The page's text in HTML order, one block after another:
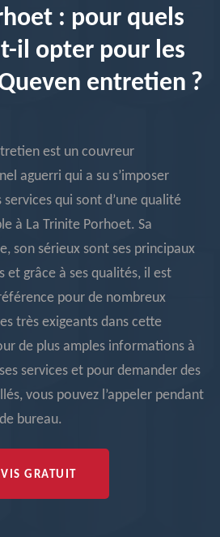
: pour quels
il opter pour les
entretien ?
est un couvreur
aguerri qui a su s’imposer
services qui sont d’une qualité
à La Trinite Porhoet. Sa
son sérieux sont ses principaux
et grâce à ses qualités, il est
pour de nombreux
très exigeants dans cette
de plus amples informations à
services et pour demander des
vous pouvez l’appeler pendant
bureau.
GRATUIT